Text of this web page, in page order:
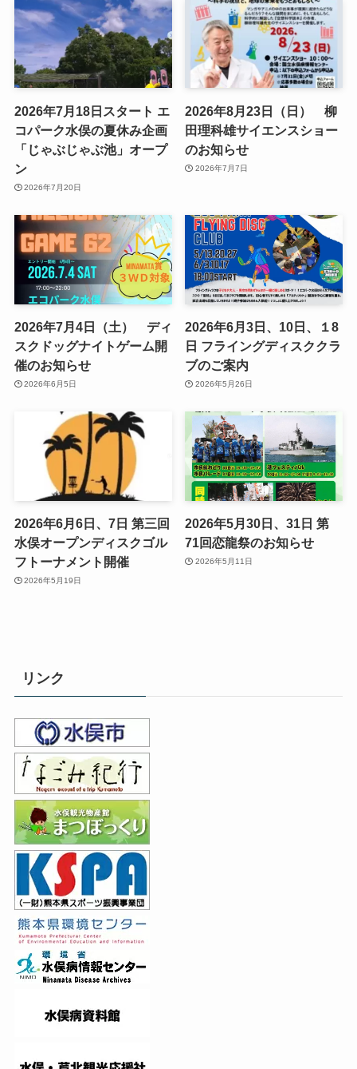
2026年7月18日スタート エ
コパーク水俣の夏休み企画
「じゃぶじゃぶ池」オープ
ン
2026年7月20日
2026年8月23日（日） 柳
田理科雄サイエンスショー
のお知らせ
2026年7月7日
2026年7月4日（土） ディ
スクドッグナイトゲーム開
催のお知らせ
2026年6月5日
2026年6月3日、10日、１8
日 フライングディスククラ
ブのご案内
2026年5月26日
2026年6月6日、7日 第三回
水俣オープンディスクゴル
フトーナメント開催
2026年5月19日
2026年5月30日、31日 第
71回恋龍祭のお知らせ
2026年5月11日
リンク